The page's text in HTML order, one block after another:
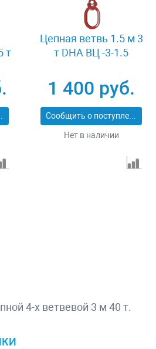
т
Цепная ветвь 1.5 м 3
т DHA ВЦ -3-1.5
1 400 руб.
Сообщить о поступлении
Нет в наличии
4-х ветвевой 3 м 40 т.